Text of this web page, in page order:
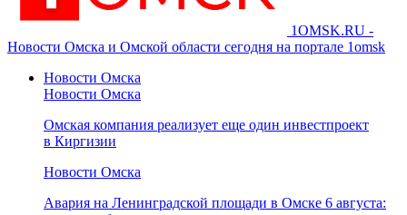
1OMSK.RU -
Новости Омска и Омской области сегодня на портале 1omsk
Новости Омска
Новости Омска
Омская компания реализует еще один инвестпроект
в Киргизии
Новости Омска
Авария на Ленинградской площади в Омске 6 августа: